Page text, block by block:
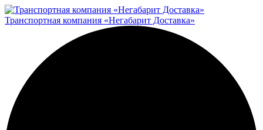
Транспортная компания «Негабарит Доставка»